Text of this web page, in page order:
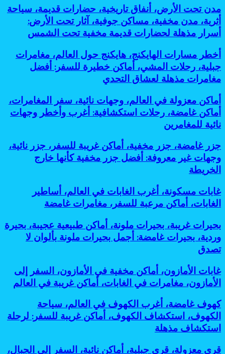
رؤية
2030
تحت
الجبال
زرتها
من
الخريطة
مدن
تحت
الأرض،
أنفاق
حضارات
قديمة،
سياحة
أثرية،
مدن
مخفية،
مساكن
جوفية،
آثار
الأرض:
أسرار
مذهلة
قديمة
مخفية
تحت
مدن تحت الأرض، أنفاق تاريخية، حضارات قديمة، سياحة
أثرية، مدن مخفية، مساكن جوفية، آثار تحت الأرض:
أسرار مذهلة لحضارات قديمة مخفية تحت الشمس
أخطر
مسارات
الهايكنج،
هايكنج
العالم،
مغامرات
جبلية،
رحلات
أماكن
خطيرة
للسفر:
أفضل
مغامرات
مذهلة
لعشاق
أخطر مسارات الهايكنج، هايكنج حول العالم، مغامرات
جبلية، رحلات المشي، أماكن خطيرة للسفر: أفضل
مغامرات مذهلة لعشاق التحدي
أماكن
معزولة
في
العالم،
نائية،
سفر
المغامرات،
أماكن
رحلات
استكشافية:
وأخطر
وجهات
نائية
للمغامرين
أماكن معزولة في العالم، وجهات نائية، سفر المغامرات،
أماكن غامضة، رحلات استكشافية: أغرب وأخطر وجهات
نائية للمغامرين
جزر
غامضة،
جزر
مخفية،
غريبة
للسفر،
جزر
وجهات
غير
معروفة:
جزر
مخفية
كأنها
الخريطة
جزر غامضة، جزر مخفية، أماكن غريبة للسفر، جزر نائية،
وجهات غير معروفة: أفضل جزر مخفية كأنها خارج
الخريطة
غابات
مسكونة،
أغرب
في
العالم،
أساطير
الغابات،
أماكن
مرعبة
للسفر،
غامضة
غابات مسكونة، أغرب الغابات في العالم، أساطير
الغابات، أماكن مرعبة للسفر، مغامرات غامضة
بحيرات
غريبة،
بحيرات
ملونة،
طبيعية
عجيبة،
بحيرة
وردية،
بحيرات
غامضة:
أجمل
ملونة
بحيرات غريبة، بحيرات ملونة، أماكن طبيعية عجيبة، بحيرة
وردية، بحيرات غامضة: أجمل بحيرات ملونة بألوان لا
تصدق
غابات
الأمازون،
أماكن
مخفية
في
الأمازون،
السفر
الأمازون،
غابات الأمازون، أماكن مخفية في الأمازون، السفر إلى
الأمازون، مغامرات في الغابات، أماكن غريبة في العالم
كهوف
غامضة،
أغرب
الكهوف
العالم،
كهوف غامضة، أغرب الكهوف في العالم، سياحة
الكهوف، استكشاف الكهوف، أماكن غريبة للسفر: لرحلة
استكشاف مذهلة
قرى
قرى معزولة، قرى جبلية، أماكن نائية، السفر إلى الجبال،